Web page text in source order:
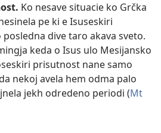
. Ko nesave situacie ko Grčka
pe ki e Isuseskiri
dive taro akava sveto.
keda o Isus ulo Mesijansko
prisutnost nane samo
nekoj avela hem odma palo
jekh odredeno periodi (Mt